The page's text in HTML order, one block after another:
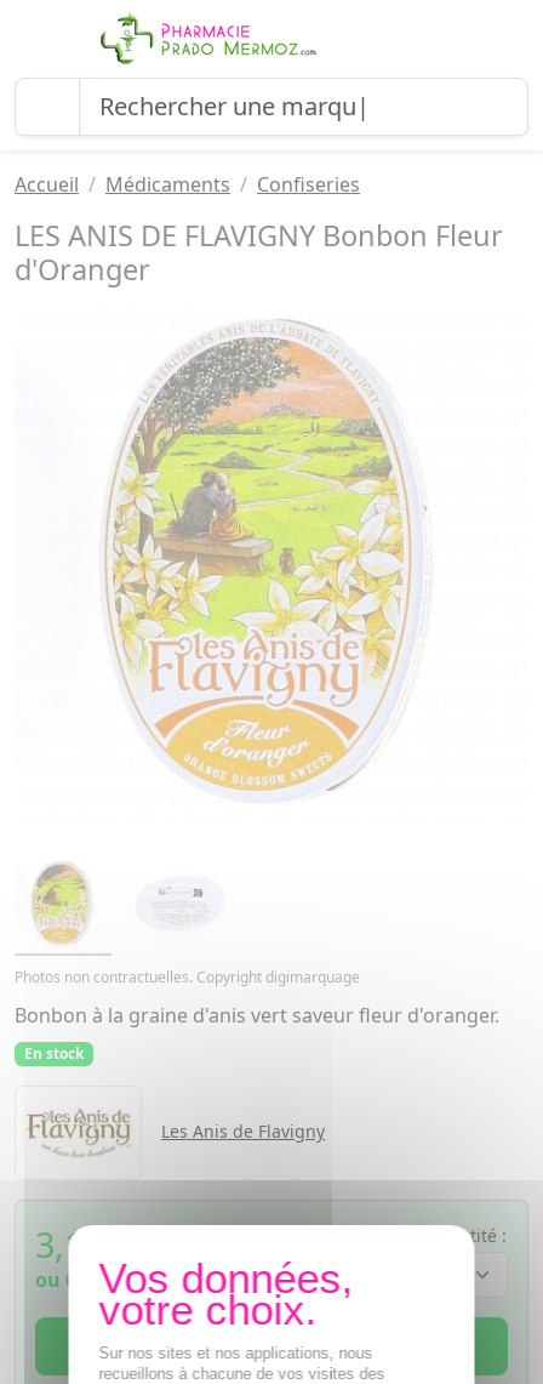
Accueil Médicaments Confiseries
LES ANIS DE FLAVIGNY Bonbon Fleur
d'Oranger
Photos non contractuelles. Copyright digimarquage
Bonbon à la graine d'anis vert saveur fleur d'oranger.
En stock
Les Anis de Flavigny
3,12
ou 0,78€si 4 fois sans frais
Quantité :
AJOUTER AU PANIER
Sur nos sites et nos applications, nous
recueillons à chacune de vos visites des